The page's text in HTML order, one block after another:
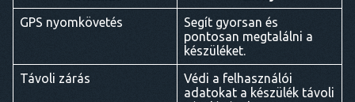
GPS nyomkövetés
Segít gyorsan és
pontosan megtalálni a
készüléket.
Távoli zárás
Védi a felhasználói
adatokat a készülék távoli